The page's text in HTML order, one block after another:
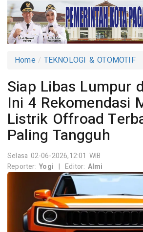
Home TEKNOLOGI & OTOMOTIF
Siap Libas Lumpur
Ini 4 Rekomendasi
Listrik Offroad
Paling Tangguh
Selasa 02-06-2026,12:01 WIB
Reporter:Yogi | Editor: Almi